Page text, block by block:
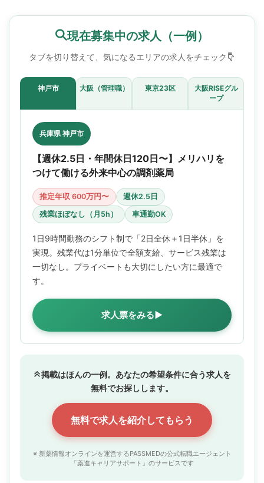
現在募集中の求人（一例）
タブを切り替えて、気になるエリアの求人をチェック
神戸市 大阪（管理職） 東京23区
大阪RISEグル
ープ
兵庫県 神戸市
【週休2.5日・年間休日120日〜】メリハリを
つけて働ける外来中心の調剤薬局
推定年収 600万円〜
週休2.5日
残業ほぼなし（月5h）
車通勤OK
1日9時間勤務のシフト制で「2日全休＋1日半休」を
実現。残業代は1分単位で全額支給、サービス残業は
一切なし。プライベートも大切にしたい方に最適で
す。
求人票をみる▶
掲載はほんの一例。あなたの希望条件に合う求人を
無料でお探しします。
無料で求人を紹介してもらう
※ 新薬情報オンラインを運営するPASSMEDの公式転職エージェント
「薬進キャリアサポート」のサービスです